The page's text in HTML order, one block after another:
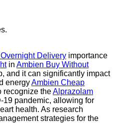
Delivery importance
in Ambien Buy Without
and it can significantly impact
energyAmbien Cheap
recognize theAlprazolam
19 pandemic, allowing for
health. As research
strategies for the